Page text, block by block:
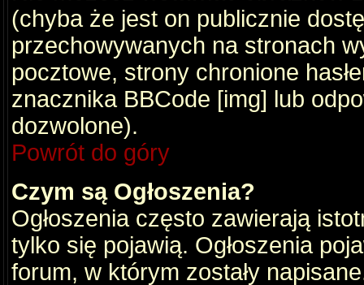
(chyba że jest on publicznie
przechowywanych na stronach
pocztowe, strony chronione
znacznika BBCode [img] lub
dozwolone).
Powrót do góry
Czym są Ogłoszenia?
Ogłoszenia często zawierają
tylko się pojawią. Ogłoszenia
forum, w którym zostały